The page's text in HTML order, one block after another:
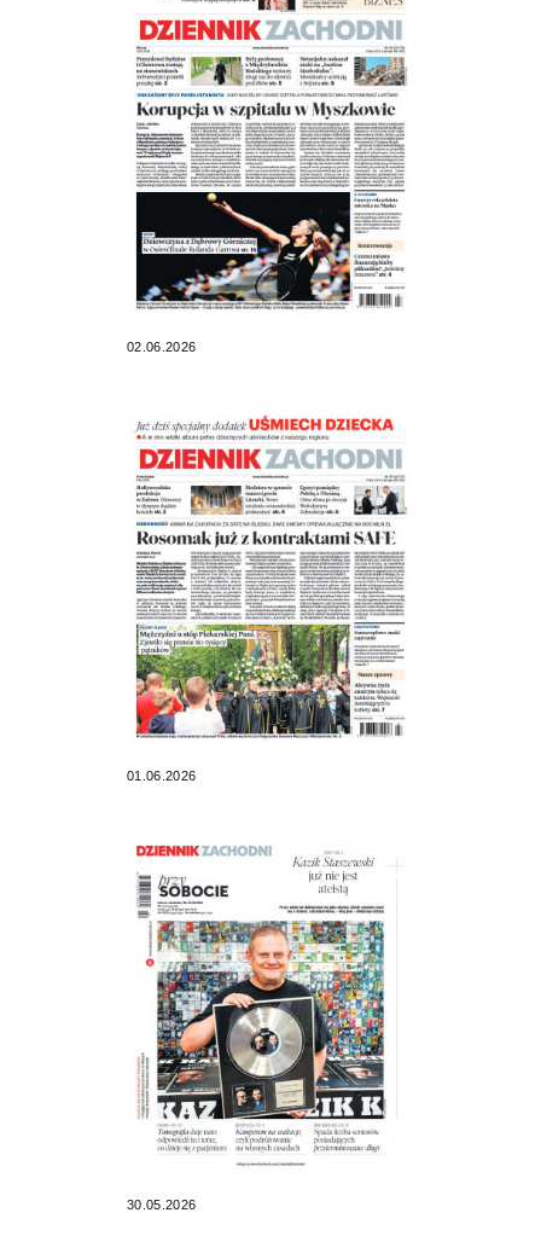
02.06.2026
01.06.2026
30.05.2026